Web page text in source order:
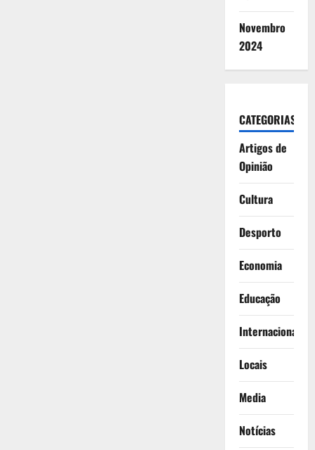
Novembro
2024
CATEGORIAS
Artigos de
Opinião
Cultura
Desporto
Economia
Educação
Internacionais
Locais
Media
Notícias